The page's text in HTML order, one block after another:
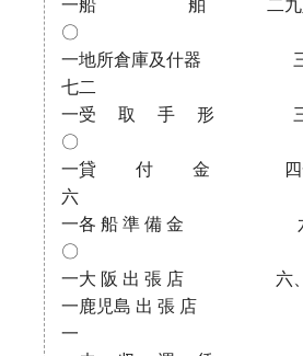
一船 舶 二九八、
〇
一地所倉庫及什器 三
七二
一受 取 手 形 三、
〇
一貸 付 金 四一、
六
一各 船 準 備 金 六、
〇
一大 阪 出 張 店 六、
一鹿児島 出 張 店
一